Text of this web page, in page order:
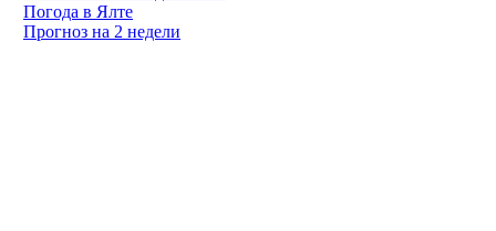
Погода в Ялте
Прогноз на 2 недели